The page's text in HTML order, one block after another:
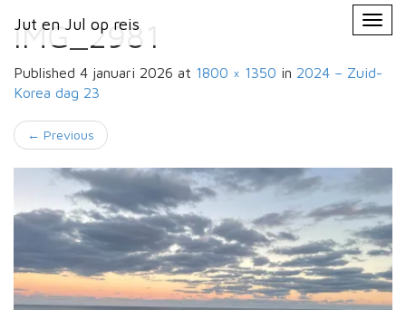
Jut en Jul op reis
Primary
Menu
Jut en Jul op reis
IMG_2981
Published 4 januari 2026 at 1800 × 1350 in 2024 – Zuid-
Korea dag 23
← Previous